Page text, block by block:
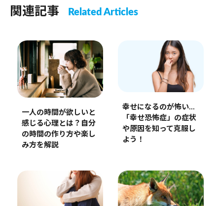
関連記事 Related Articles
一人の時間が欲しいと
感じる心理とは？自分
の時間の作り方や楽し
み方を解説
幸せになるのが怖い…
「幸せ恐怖症」の症状
や原因を知って克服し
よう！